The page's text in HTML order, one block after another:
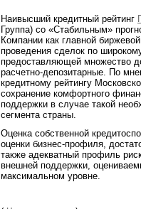
Наивысший кредитный рейтинг
Группа) со «Стабильным»
Компании как главной
проведения сделок по
предоставляющей множество
расчетно-депозитарные. По
кредитному рейтингу
сохранение комфортного
поддержки в случае такой
сегмента страны.
Оценка собственной
оценки бизнес-профиля,
также адекватный профиль
внешней поддержки,
максимальном уровне.